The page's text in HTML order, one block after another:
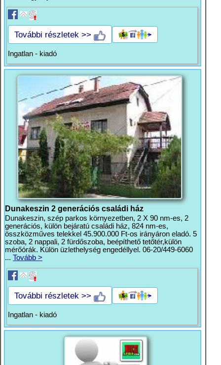
További részletek >>
Ingatlan - kiadó
Dunakeszin 2 generációs családi ház
Dunakeszin, szép parkos környezetben, 2 X 90 nm-es, 2
generációs, külön bejáratú családi ház, 824 nm-es,
összközműves telekkel 45.900.000 Ft-os irányáron eladó. 5
szoba, 2 nappali, 2 fürdőszoba, beépíthető tetőtér,külön
mérőórák. Külön üzlethelység engedéllyel. 06-20/449-6060
... Tovább >
További részletek >>
Ingatlan - kiadó